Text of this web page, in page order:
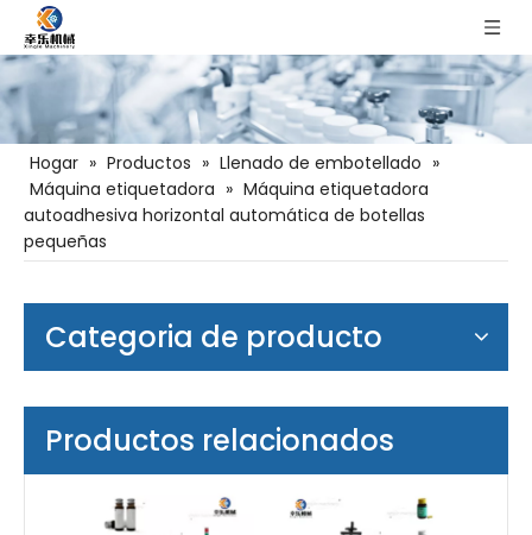
Hogar » Productos » Llenado de embotellado »
Máquina etiquetadora » Máquina etiquetadora
autoadhesiva horizontal automática de botellas
pequeñas
Categoria de producto
Productos relacionados